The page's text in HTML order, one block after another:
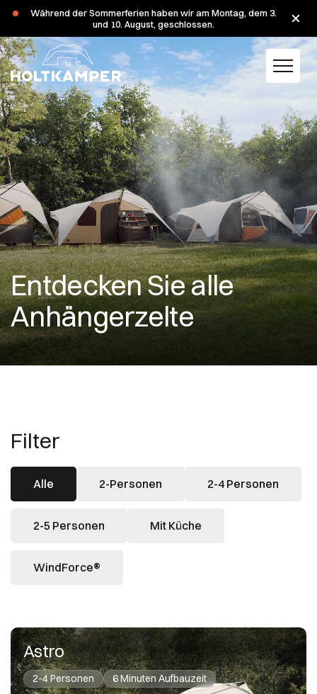
Während der Sommerferien haben wir am Montag, dem 3.
und 10. August, geschlossen.
Entdecken Sie alle
Anhängerzelte
Filter
Alle 2-Personen 2-4 Personen
2-5 Personen Mit Küche
WindForce®
Astro
2-4 Personen 6 Minuten Aufbauzeit